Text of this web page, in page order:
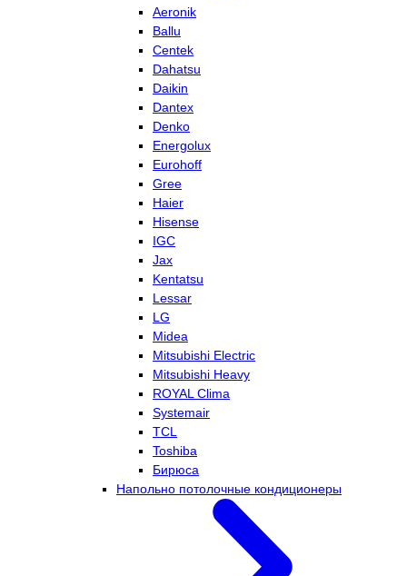
Aeronik
Ballu
Centek
Dahatsu
Daikin
Dantex
Denko
Energolux
Eurohoff
Gree
Haier
Hisense
IGC
Jax
Kentatsu
Lessar
LG
Midea
Mitsubishi Electric
Mitsubishi Heavy
ROYAL Clima
Systemair
TCL
Toshiba
Бирюса
Напольно потолочные кондиционеры